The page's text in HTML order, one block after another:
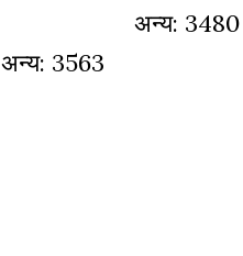
अन्य: 3563
अन्य: 3480